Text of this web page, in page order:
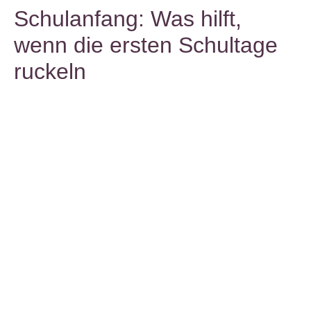
Schulanfang: Was hilft,
wenn die ersten Schultage
ruckeln